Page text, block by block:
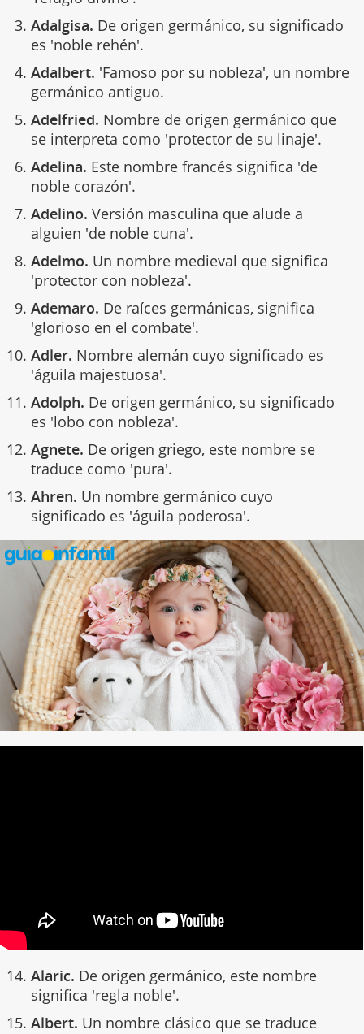
Adalgisa. De origen germánico, su significado
es 'noble rehén'.
Adalbert. 'Famoso por su nobleza', un nombre
germánico antiguo.
Adelfried. Nombre de origen germánico que
se interpreta como 'protector de su linaje'.
Adelina. Este nombre francés significa 'de
noble corazón'.
Adelino. Versión masculina que alude a
alguien 'de noble cuna'.
Adelmo. Un nombre medieval que significa
'protector con nobleza'.
Ademaro. De raíces germánicas, significa
'glorioso en el combate'.
Adler. Nombre alemán cuyo significado es
'águila majestuosa'.
Adolph. De origen germánico, su significado
es 'lobo con nobleza'.
Agnete. De origen griego, este nombre se
traduce como 'pura'.
Ahren. Un nombre germánico cuyo
significado es 'águila poderosa'.
Alaric. De origen germánico, este nombre
significa 'regla noble'.
Albert. Un nombre clásico que se traduce